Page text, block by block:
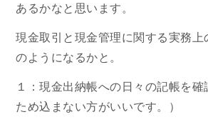
あるかなと思います。
現金取引と現金管理に関する実務上
のようになるかと。
１：現金出納帳への日々の記帳を
ため込まない方がいいです。）